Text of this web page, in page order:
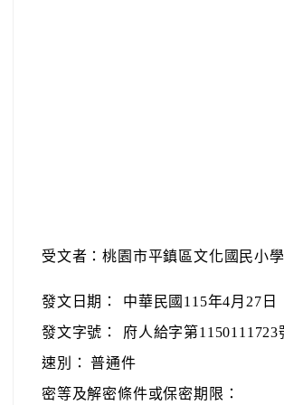
受文者：桃園市平鎮區文化國民小學
發文日期：
中華民國115年4月27日
發文字號：
府人給字第1150111723
速別： 普通件
密等及解密條件或保密期限：